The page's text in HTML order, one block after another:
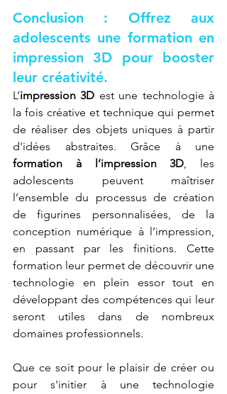
Conclusion : Offrez aux
adolescents une formation en
impression 3D pour booster
leur créativité.
L’impression 3D est une technologie à
la fois créative et technique qui permet
de réaliser des objets uniques à partir
formation à l’impression 3D, les
adolescents peuvent maîtriser
l’ensemble du processus de création
de figurines personnalisées, de la
conception numérique à l’impression,
en passant par les finitions. Cette
formation leur permet de découvrir une
technologie en plein essor tout en
développant des compétences qui leur
seront utiles dans de nombreux
domaines professionnels.
Que ce soit pour le plaisir de créer ou
pour s'initier à une technologie